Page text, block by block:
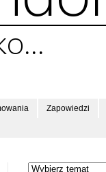
Zapowiedzi